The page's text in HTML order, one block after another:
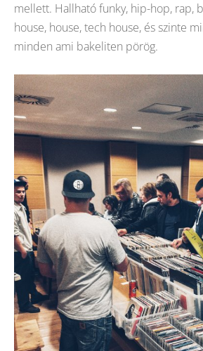
mellett. Hallható funky, hip-hop, rap,
house, house, tech house, és szinte
minden ami bakeliten pörög.